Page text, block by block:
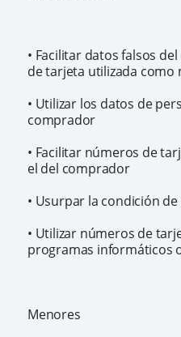
• Facilitar datos falsos
de tarjeta utilizada como
• Utilizar los datos de
comprador
• Facilitar números de
el del comprador
• Usurpar la condición
• Utilizar números de
programas informáticos
Menores